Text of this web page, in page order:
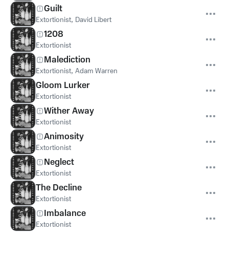
Guilt
Extortionist, David Libert
1208
Extortionist
Malediction
Extortionist, Adam Warren
Gloom Lurker
Extortionist
Wither Away
Extortionist
Animosity
Extortionist
Neglect
Extortionist
The Decline
Extortionist
Imbalance
Extortionist